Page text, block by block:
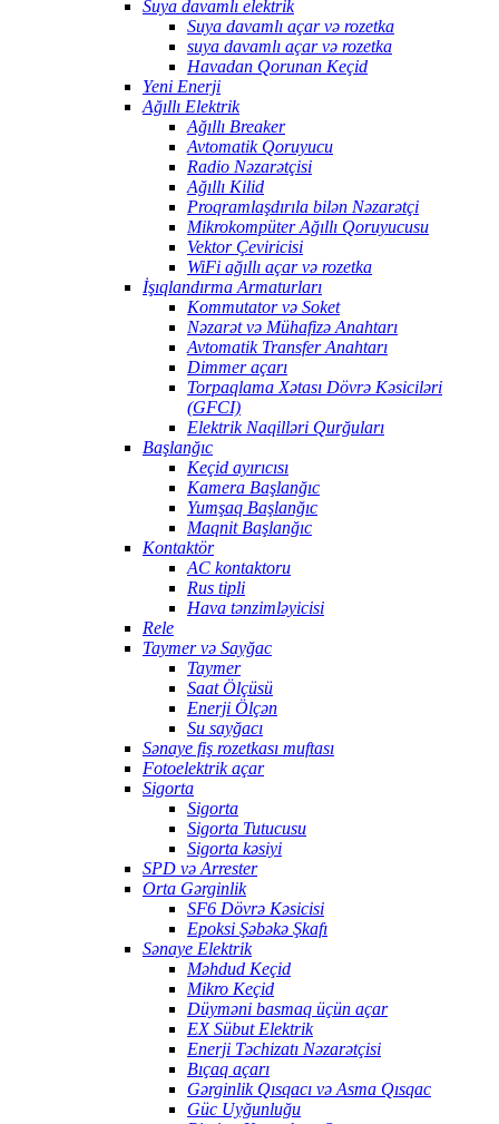
Suya davamlı elektrik
Suya davamlı açar və rozetka
suya davamlı açar və rozetka
Havadan Qorunan Keçid
Yeni Enerji
Ağıllı Elektrik
Ağıllı Breaker
Avtomatik Qoruyucu
Radio Nəzarətçisi
Ağıllı Kilid
Proqramlaşdırıla bilən Nəzarətçi
Mikrokompüter Ağıllı Qoruyucusu
Vektor Çeviricisi
WiFi ağıllı açar və rozetka
İşıqlandırma Armaturları
Kommutator və Soket
Nəzarət və Mühafizə Anahtarı
Avtomatik Transfer Anahtarı
Dimmer açarı
Torpaqlama Xətası Dövrə Kəsiciləri
(GFCI)
Elektrik Naqilləri Qurğuları
Başlanğıc
Keçid ayırıcısı
Kamera Başlanğıc
Yumşaq Başlanğıc
Maqnit Başlanğıc
Kontaktör
AC kontaktoru
Rus tipli
Hava tənzimləyicisi
Rele
Taymer və Sayğac
Taymer
Saat Ölçüsü
Enerji Ölçən
Su sayğacı
Sənaye fiş rozetkası muftası
Fotoelektrik açar
Sigorta
Sigorta
Sigorta Tutucusu
Sigorta kəsiyi
SPD və Arrester
Orta Gərginlik
SF6 Dövrə Kəsicisi
Epoksi Şəbəkə Şkafı
Sənaye Elektrik
Məhdud Keçid
Mikro Keçid
Düyməni basmaq üçün açar
EX Sübut Elektrik
Enerji Təchizatı Nəzarətçisi
Bıçaq açarı
Gərginlik Qısqacı və Asma Qısqac
Güc Uyğunluğu